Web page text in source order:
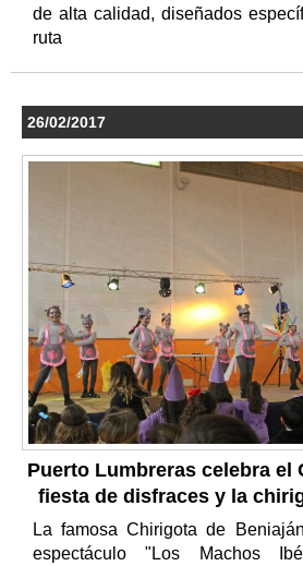
de alta calidad, diseñados
ruta
26/02/2017
Puerto Lumbreras celebra el
fiesta de disfraces y la
La famosa Chirigota de
espectáculo "Los Machos